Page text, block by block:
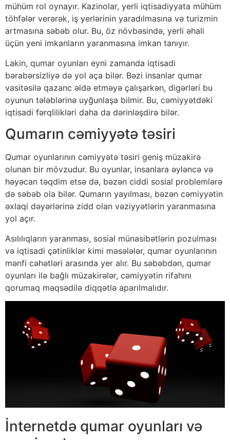
mühüm rol oynayır. Kazinolar, yerli iqtisadiyyata mühüm
töhfələr verərək, iş yerlərinin yaradılmasına və turizmin
artmasına səbəb olur. Bu, öz növbəsində, yerli əhali
üçün yeni imkanların yaranmasına imkan tanıyır.
Lakin, qumar oyunları eyni zamanda iqtisadi
bərabərsizliyə də yol aça bilər. Bəzi insanlar qumar
vasitəsilə qazanc əldə etməyə çalışarkən, digərləri bu
oyunun tələblərinə uyğunlaşa bilmir. Bu, cəmiyyətdəki
iqtisadi fərqlilikləri daha da dərinləşdirə bilər.
Qumarın cəmiyyətə təsiri
Qumar oyunlarının cəmiyyətə təsiri geniş müzakirə
olunan bir mövzudur. Bu oyunlar, insanlara əyləncə və
həyəcan təqdim etsə də, bəzən ciddi sosial problemlərə
də səbəb ola bilər. Qumarın yayılması, bəzən cəmiyyətin
əxlaqi dəyərlərinə zidd olan vəziyyətlərin yaranmasına
yol açır.
Asılılıqların yaranması, sosial münasibətlərin pozulması
və iqtisadi çətinliklər kimi məsələlər, qumar oyunlarının
mənfi cəhətləri arasında yer alır. Bu səbəbdən, qumar
oyunları ilə bağlı müzakirələr, cəmiyyətin rifahını
qorumaq məqsədilə diqqətlə aparılmalıdır.
İnternetdə qumar oyunları və